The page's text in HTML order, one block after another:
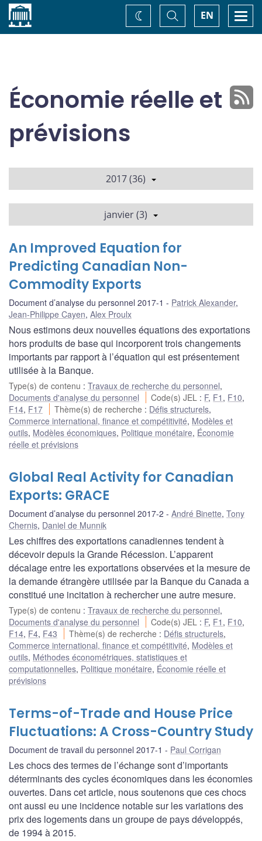
Accueil EN
Basculer
la
recherche
Changez
de
Économie réelle et
prévisions
2017 (36)
janvier (3)
An Improved Equation for
Predicting Canadian Non-
Commodity Exports
Document d’analyse du personnel 2017-1 Patrick Alexander,
Jean-Philippe Cayen, Alex Proulx
Nous estimons deux nouvelles équations des exportations
hors produits de base qui incorporent trois changements
importants par rapport à l’équation qui est présentement
utilisée à la Banque.
Type(s) de contenu : Travaux de recherche du personnel,
Documents d'analyse du personnel
Code(s) JEL : F, F1 , F10,
F14, F17 Thème(s) de recherche : Défis structurels,
Commerce international, finance et compétitivité, Modèles et
outils, Modèles économiques, Politique monétaire, Économie
réelle et prévisions
Global Real Activity for Canadian
Exports: GRACE
Document d’analyse du personnel 2017-2 André Binette, Tony
Chernis, Daniel de Munnik
Les chiffres des exportations canadiennes tendent à
décevoir depuis la Grande Récession. L’apparent
décalage entre les exportations observées et la mesure de
la demande étrangère utilisée par la Banque du Canada a
constitué une incitation à rechercher une autre mesure.
Type(s) de contenu : Travaux de recherche du personnel,
Documents d'analyse du personnel
Code(s) JEL : F, F1 , F10,
F14, F4, F43 Thème(s) de recherche : Défis structurels,
Commerce international, finance et compétitivité, Modèles et
outils, Méthodes économétriques, statistiques et
computationnelles, Politique monétaire, Économie réelle et
prévisions
Terms-of-Trade and House Price
Fluctuations: A Cross-Country Study
Document de travail du personnel 2017-1 Paul Corrigan
Les chocs des termes de l’échange sont d’importants
déterminants des cycles économiques dans les économies
ouvertes. Dans cet article, nous soutenons que ces chocs
ont aussi eu une incidence notable sur les variations des
prix des logements dans un groupe de pays développés,
de 1994 à 2015.